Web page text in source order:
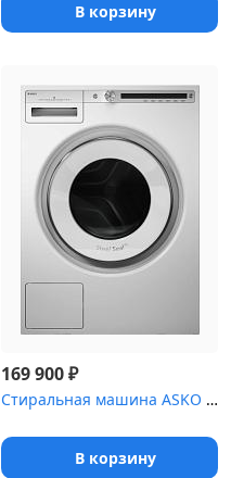
В корзину
169 900₽
Стиральная машина ASKO W4086C.W/3
В корзину